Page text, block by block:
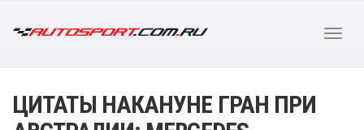
ЦИТАТЫ НАКАНУНЕ ГРАН ПРИ